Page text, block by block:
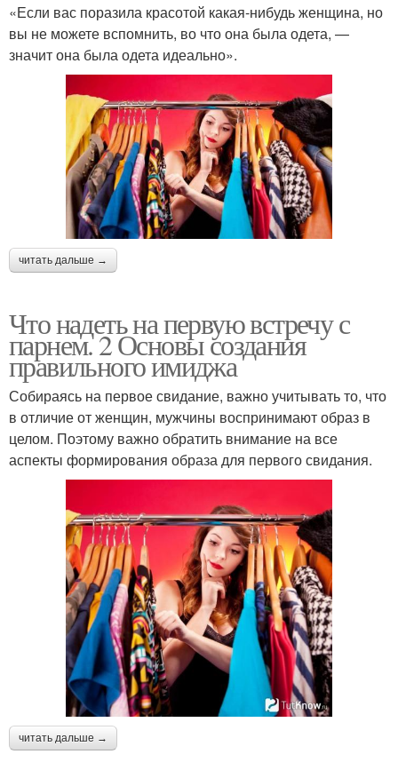
«Если вас поразила красотой какая-нибудь женщина, но
вы не можете вспомнить, во что она была одета, —
значит она была одета идеально».
читать дальше →
Что надеть на первую встречу с
парнем. 2 Основы создания
правильного имиджа
Собираясь на первое свидание, важно учитывать то, что
в отличие от женщин, мужчины воспринимают образ в
целом. Поэтому важно обратить внимание на все
аспекты формирования образа для первого свидания.
читать дальше →